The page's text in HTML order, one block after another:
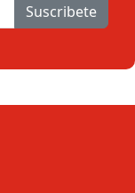
Suscribete